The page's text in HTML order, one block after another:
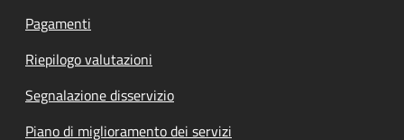
Pagamenti
Riepilogo valutazioni
Segnalazione disservizio
Piano di miglioramento dei servizi